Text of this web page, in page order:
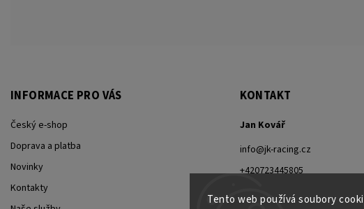
Tento web používá soubory
INFORMACE PRO VÁS
Český e-shop
Doprava a platba
Novinky
Kontakty
KONTAKT
Jan Kovář
info@jk-racing.cz
+420723445805
+420723445805